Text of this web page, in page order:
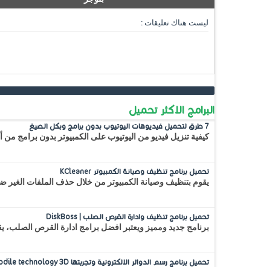
ليست هناك تعليقات :
البرامج الاكثر تحميل
7 طرق لتحميل فيديوهات اليوتيوب بدون برامج وبكل الصيغ
كيفية تنزيل فيديو من اليوتيوب على الكمبيوتر بدون برامج
تحميل برنامج تنظيف وصيانة الكمبيوتر KCleaner
يقوم بتنظيف وصيانة الكمبيوتر من خلال حذف الملفات الغير
تحميل برنامج تنظيف وادارة القرص الصلب | DiskBoss
برنامج جديد ومميز ويعتبر افضل برامج ادارة القرص
تحميل برنامج رسم الدوائر الالكترونية وتجربتها Crocodile technology 3D